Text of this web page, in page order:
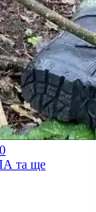
та ще